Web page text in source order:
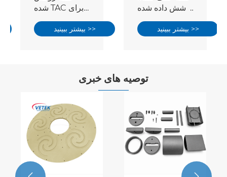
شده TAC برای
بیشتر ببینید >>
پوشش داده شده
بیشتر ببینید >>
توصیه های خبری